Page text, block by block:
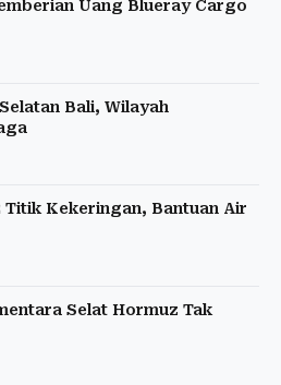
Uang Blueray Cargo
Bali, Wilayah
Titik Kekeringan, Bantuan Air
Selat Hormuz Tak